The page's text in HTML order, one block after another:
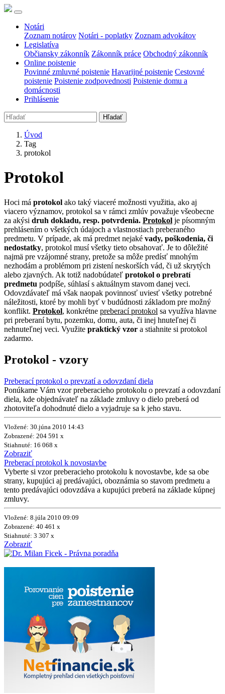
Notári
Zoznam notárov Notári - poplatky Zoznam advokátov
Legislatíva
Občiansky zákonník Zákonník práce Obchodný zákonník
Online poistenie
Povinné zmluvné poistenie Havarijné poistenie Cestovné
poistenie Poistenie zodpovednosti Poistenie domu a
domácnosti
Prihlásenie
Hľadať
Úvod
Tag
protokol
Protokol
Hoci má protokol ako taký viaceré možnosti využitia, ako aj
viacero významov, protokol sa v rámci zmlúv považuje všeobecne
za akýsi druh dokladu, resp. potvrdenia. Protokol je písomným
prehlásením o všetkých údajoch a vlastnostiach preberaného
predmetu. V prípade, ak má predmet nejaké vady, poškodenia, či
nedostatky, protokol musí všetky tieto obsahovať. Je to dôležité
najmä pre vzájomné strany, pretože sa môže predísť mnohým
nezhodám a problémom pri zistení neskorších vád, či už skrytých
alebo zjavných. Ak totiž nadobúdateľ protokol o prebratí
predmetu podpíše, súhlasí s aktuálnym stavom danej veci.
Odovzdávateľ má však naopak povinnosť uviesť všetky potrebné
náležitosti, ktoré by mohli byť v budúdnosti základom pre možný
konflikt. Protokol, konkrétne preberací protokol sa využíva hlavne
pri preberaní bytu, pozemku, domu, auta, či inej hnuteľnej či
nehnuteľnej veci. Využite praktický vzor a stiahnite si protokol
zadarmo.
Protokol - vzory
Preberací protokol o prevzatí a odovzdaní diela
Ponúkame Vám vzor preberacieho protokolu o prevzatí a odovzdaní
diela, kde objednávateľ na základe zmluvy o dielo preberá od
zhotoviteľa dohodnuté dielo a vyjadruje sa k jeho stavu.
Vložené: 30.júna 2010 14:43
Zobrazené: 204 591 x
Stiahnuté: 16 068 x
Zobraziť
Preberací protokol k novostavbe
Vyberte si vzor preberacieho protokolu k novostavbe, kde sa obe
strany, kupujúci aj predávajúci, oboznámia so stavom predmetu a
tento predávajúci odovzdáva a kupujúci preberá na základe kúpnej
zmluvy.
Vložené: 8.júla 2010 09:09
Zobrazené: 40 461 x
Stiahnuté: 3 307 x
Zobraziť